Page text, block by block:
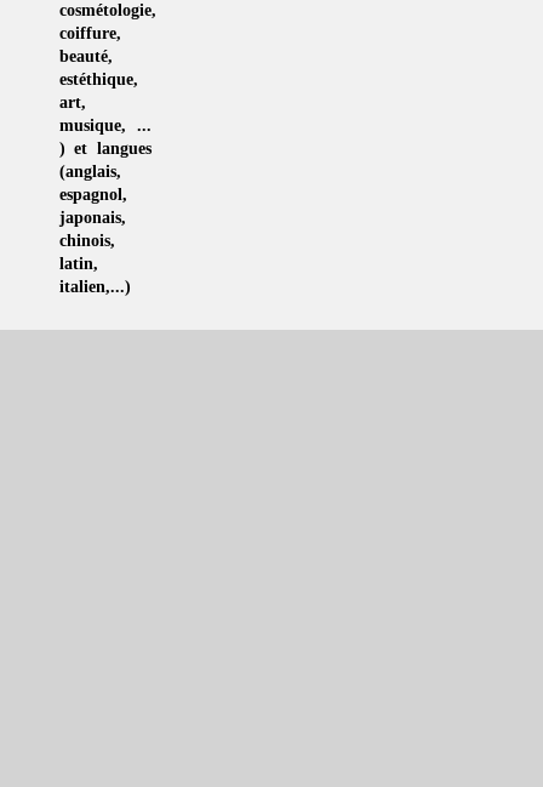
cosmétologie,
coiffure,
beauté,
estéthique,
art,
musique, ...
) et langues
(anglais,
espagnol,
japonais,
chinois,
latin,
italien,...)